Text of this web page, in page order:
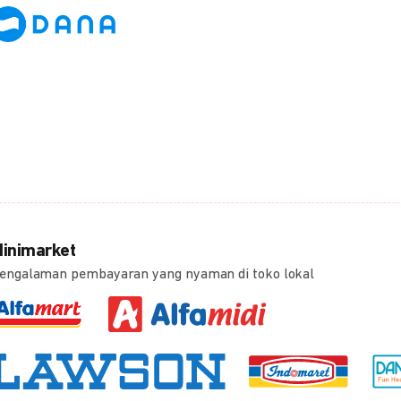
pembayaran yang nyaman di toko lokal